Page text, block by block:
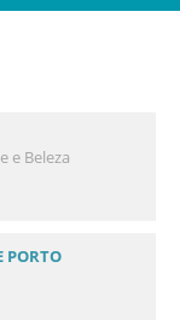
e Beleza
PORTO